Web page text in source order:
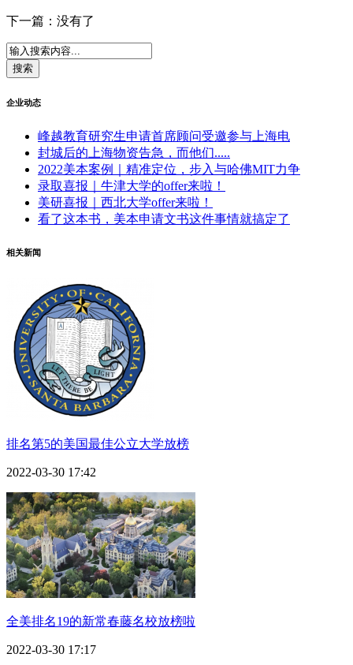
下一篇：没有了
企业动态
峰越教育研究生申请首席顾问受邀参与上海电
封城后的上海物资告急，而他们.....
2022美本案例｜精准定位，步入与哈佛MIT力争
录取喜报｜牛津大学的offer来啦！
美研喜报｜西北大学offer来啦！
看了这本书，美本申请文书这件事情就搞定了
相关新闻
排名第5的美国最佳公立大学放榜
2022-03-30 17:42
全美排名19的新常春藤名校放榜啦
2022-03-30 17:17